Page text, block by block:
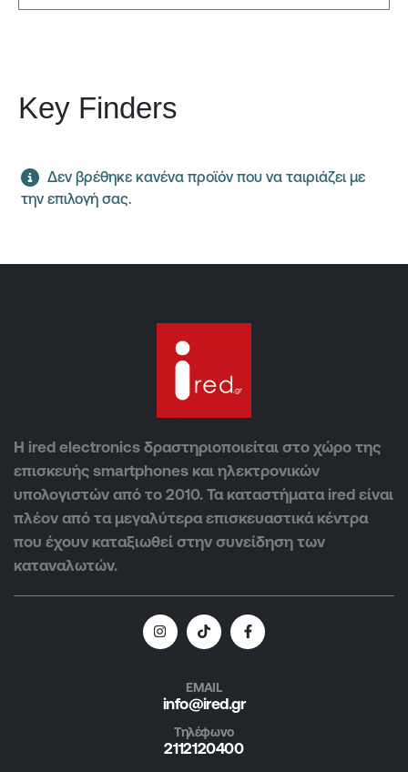
Key Finders
Δεν βρέθηκε κανένα προϊόν που να ταιριάζει με
την επιλογή σας.
Η ired electronics δραστηριοποιείται στο χώρο της
επισκευής smartphones και ηλεκτρονικών
υπολογιστών από το 2010. Τα καταστήματα ired είναι
πλέον από τα μεγαλύτερα επισκευαστικά κέντρα
που έχουν καταξιωθεί στην συνείδηση των
καταναλωτών.
EMAIL
info@ired.gr
Τηλέφωνο
2112120400